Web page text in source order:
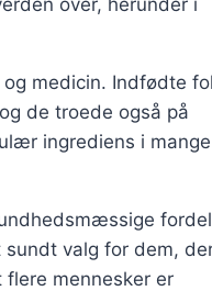
medicin. Indfødte
de troede også på
ingrediens i mange
sundt valg for dem,
mennesker er